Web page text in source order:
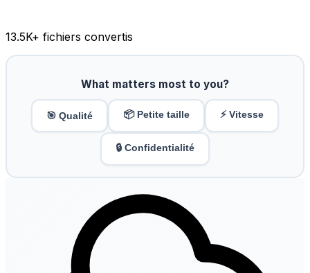
13.5K+ fichiers convertis
What matters most to you?
🎯 Qualité 📦 Petite taille ⚡ Vitesse
🔒 Confidentialité